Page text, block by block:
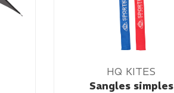
HQ KITES
Sangles simples